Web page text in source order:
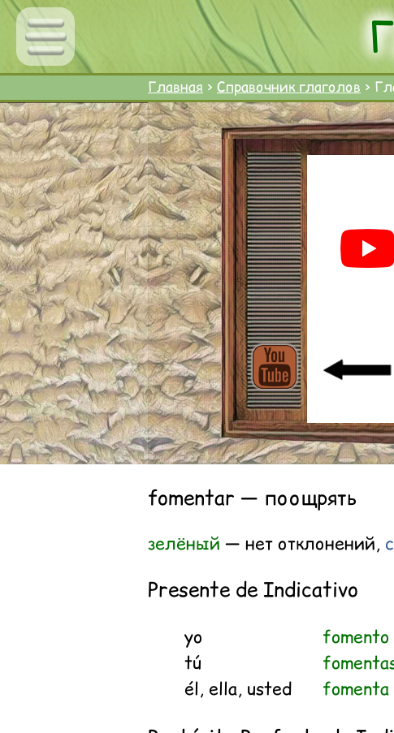
Главная > Справочник глаголов >
fomentar — поощрять
зелёный — нет отклонений,
Presente de Indicativo
yo
fomento
tú
él, ella, usted
fomenta